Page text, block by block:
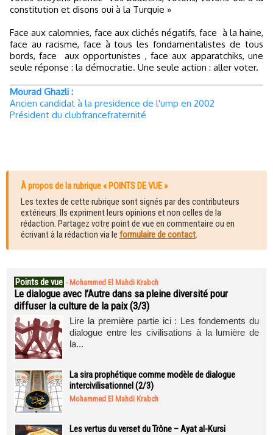
constitution et disons oui à la Turquie »
Face aux calomnies, face aux clichés négatifs, face à la haine,
face au racisme, face à tous les fondamentalistes de tous
bords, face
aux opportunistes , face aux apparatchiks, une
seule réponse : la démocratie. Une seule action : aller voter.
Mourad Ghazli :
Ancien candidat à la presidence de l'ump en 2002
Président du clubfrancefraternité
À propos de la rubrique « POINTS DE VUE »
Les textes de cette rubrique sont signés par des contributeurs
extérieurs. Ils expriment leurs opinions et non celles de la
rédaction. Partagez votre point de vue en commentaire ou en
écrivant à la rédaction via le formulaire de contact.
Points de vue - Mohammed El Mahdi Krabch
Le dialogue avec l’Autre dans sa pleine diversité pour
diffuser la culture de la paix (3/3)
Lire la première partie ici : Les fondements du
dialogue entre les civilisations à la lumière de
la...
La sira prophétique comme modèle de dialogue
intercivilisationnel (2/3)
Mohammed El Mahdi Krabch
Les vertus du verset du Trône – Ayat al-Kursi